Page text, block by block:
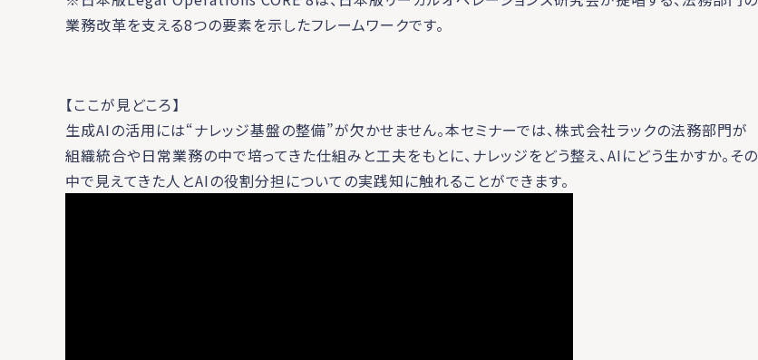
業務改革を支える8つの要素を示したフレームワークです。
【ここが見どころ】
生成AIの活用には“ナレッジ基盤の整備”が欠かせません。本セミナーでは、株式会社ラックの法務部門が
組織統合や日常業務の中で培ってきた仕組みと工夫をもとに、ナレッジをどう整え、AIにどう生かすか。その
中で見えてきた人とAIの役割分担についての実践知に触れることができます。